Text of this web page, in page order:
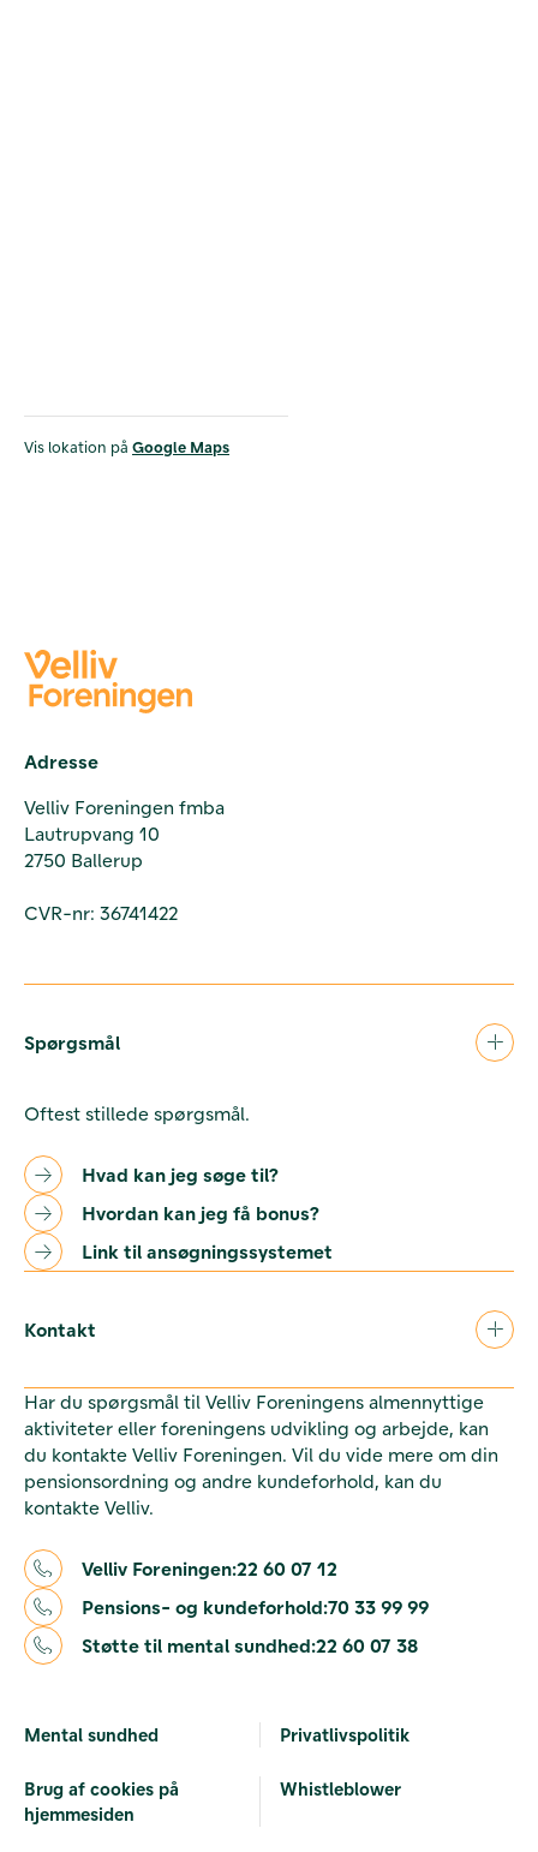
Vis lokation på Google Maps
Adresse
Velliv Foreningen fmba
Lautrupvang 10
2750 Ballerup
CVR-nr: 36741422
Spørgsmål
Oftest stillede spørgsmål.
Hvad kan jeg søge til?
Hvordan kan jeg få bonus?
Link til ansøgningssystemet
Kontakt
Har du spørgsmål til Velliv Foreningens almennyttige
aktiviteter eller foreningens udvikling og arbejde, kan
du kontakte Velliv Foreningen. Vil du vide mere om din
pensionsordning og andre kundeforhold, kan du
kontakte Velliv.
Velliv Foreningen:22 60 07 12
Pensions- og kundeforhold:70 33 99 99
Støtte til mental sundhed:22 60 07 38
Mental sundhed Privatlivspolitik
Brug af cookies på
hjemmesiden
Whistleblower